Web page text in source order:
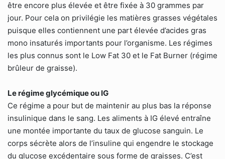
être encore plus élevée et être fixée à 30 grammes par
jour. Pour cela on privilégie les matières grasses végétales
puisque elles contiennent une part élevée d’acides gras
mono insaturés importants pour l’organisme. Les régimes
les plus connus sont le Low Fat 30 et le Fat Burner (régime
brûleur de graisse).
Le régime glycémique ou IG
Ce régime a pour but de maintenir au plus bas la réponse
insulinique dans le sang. Les aliments à IG élevé entraîne
une montée importante du taux de glucose sanguin. Le
corps sécrète alors de l’insuline qui engendre le stockage
du glucose excédentaire sous forme de graisses. C’est